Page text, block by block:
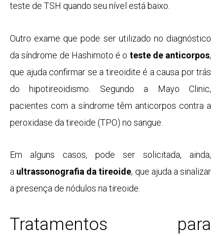
teste de TSH quando seu nível está baixo.
Outro exame que pode ser utilizado no diagnóstico
da síndrome de Hashimoto é o teste de anticorpos,
que ajuda confirmar se a tireoidite é a causa por trás
do hipotireoidismo. Segundo a Mayo Clinic,
pacientes com a síndrome têm anticorpos contra a
peroxidase da tireoide (TPO) no sangue.
Em alguns casos, pode ser solicitada, ainda,
a ultrassonografia da tireoide, que ajuda a sinalizar
a presença de nódulos na tireoide.
Tratamentos para